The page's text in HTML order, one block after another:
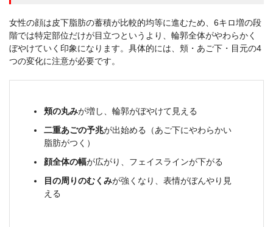
女性の顔は皮下脂肪の蓄積が比較的均等に進むため、6キロ増の段
階では特定部位だけが目立つというより、輪郭全体がやわらかく
ぼやけていく印象になります。具体的には、頬・あご下・目元の4
つの変化に注意が必要です。
頬の丸みが増し、輪郭がぼやけて見える
二重あごの予兆が出始める（あご下にやわらかい
脂肪がつく）
顔全体の幅が広がり、フェイスラインが下がる
目の周りのむくみが強くなり、表情がぼんやり見
える